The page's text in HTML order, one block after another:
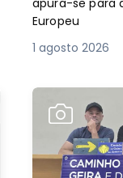
apura-se para
Europeu
1 agosto 2026